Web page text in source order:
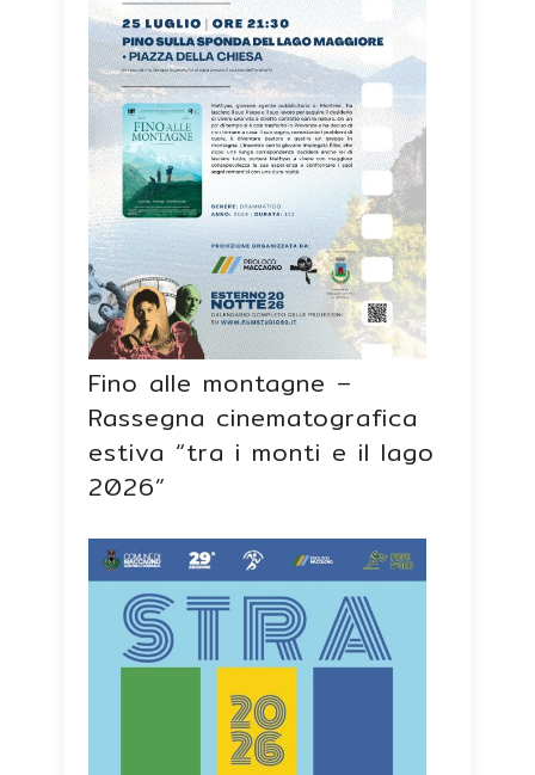
Fino alle montagne –
Rassegna cinematografica
estiva “tra i monti e il lago
2026”